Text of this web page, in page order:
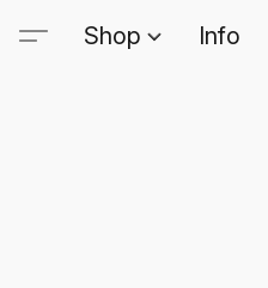
Shop Info